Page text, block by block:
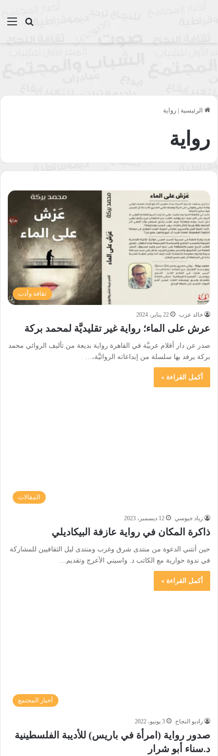
بحث
الرئيسية | رواية
رواية
ثقافة وأدب
خالد عزب 22 يناير، 2024
عرش على الماء؛ رواية غير تقليديَّة لمحمد بركة
صدر عن دار أقلام عربيَّة في القاهرة رواية بديعة من تأليف الروائي محمد
بركة يرفد بها سلسلة من إبداعاته الروائيَّة،…
أكمل القراءة »
المقالات
زياد جيوسي 12 ديسمبر، 2023
ذاكرة المكان في رواية عازفة البيكاديلي
حين أتتني الدعوة من منتدى شرق وغرب ومنتدى ليل الثقافيين للمشاركة
في ندوة حوارية مع الكاتب د. واسيني الأعرج وتقديم…
أكمل القراءة »
أخبار المجتمع
راديو النجاح 3 يونيو، 2022
صدور رواية (امرأة في باريس) للأديبة الفلسطينية
د.سناء أبو شرار